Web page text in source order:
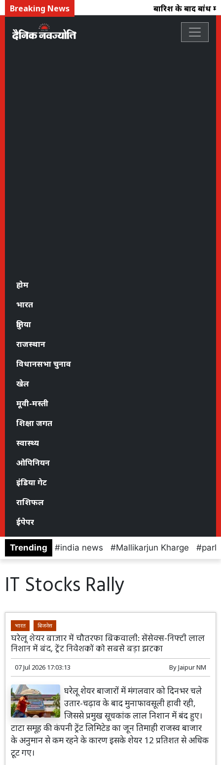
Breaking News बारिश के बाद बांध
होम
भारत
दुनिया
राजस्थान
विधानसभा चुनाव
खेल
मूवी-मस्ती
शिक्षा जगत
स्वास्थ्य
ओपिनियन
इंडिया गेट
राशिफल
ईपेपर
Trending india news Mallikarjun Kharge
IT Stocks Rally
भारत बिजनेस
घरेलू शेयर बाजार में चौतरफा बिकवाली: सेंसेक्स-निफ्टी लाल
निशान में बंद, ट्रेंट निवेशकों को सबसे बड़ा झटका
07 Jul 2026 17:03:13 ByJaipur NM
घरेलू शेयर बाजारों में मंगलवार को दिनभर चले
उतार-चढ़ाव के बाद मुनाफावसूली हावी रही,
जिससे प्रमुख सूचकांक लाल निशान में बंद हुए।
टाटा समूह की कंपनी ट्रेंट लिमिटेड का जून तिमाही राजस्व बाजार
के अनुमान से कम रहने के कारण इसके शेयर 12 प्रतिशत से अधिक
टूट गए।